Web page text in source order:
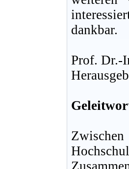
dankbar.
Prof. Dr.-